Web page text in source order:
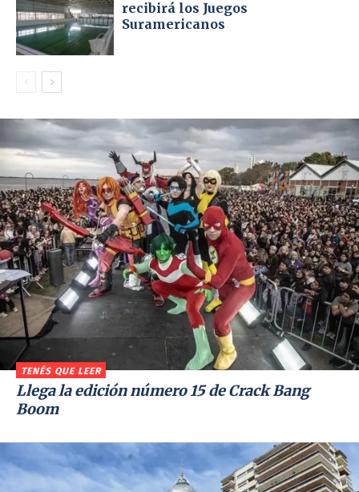
recibirá los Juegos
Suramericanos
TENÉS QUE LEER
Llega la edición número 15 de Crack Bang
Boom